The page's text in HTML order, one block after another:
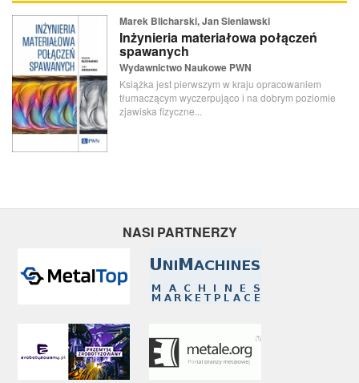
Marek Blicharski, Jan Sieniawski
Inżynieria materiałowa połączeń
spawanych
Wydawnictwo Naukowe PWN
Książka jest pierwszym w kraju opracowaniem
tłumaczącym wyczerpująco i na dobrym poziomie
zjawiska fizyczne...
NASI PARTNERZY